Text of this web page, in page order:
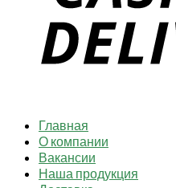
Главная
О компании
Вакансии
Наша продукция